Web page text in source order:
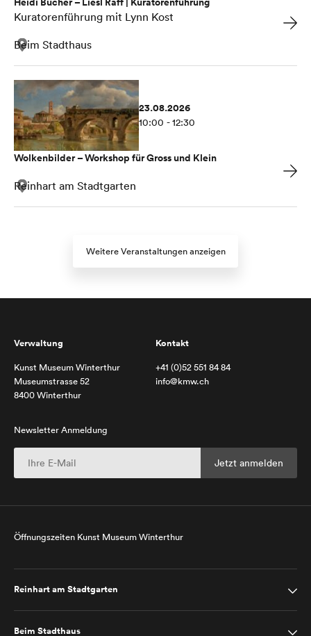
Kuratorenführung mit Lynn Kost
Beim Stadthaus
23.08.2026
10:00 - 12:30
Wolkenbilder – Workshop für Gross und Klein
Reinhart am Stadtgarten
Weitere Veranstaltungen anzeigen
Verwaltung
Kunst Museum Winterthur
Museumstrasse 52
8400 Winterthur
Kontakt
+41 (0)52 551 84 84
info@kmw.ch
Newsletter Anmeldung
Öffnungszeiten Kunst Museum Winterthur
Reinhart am Stadtgarten
Beim Stadthaus